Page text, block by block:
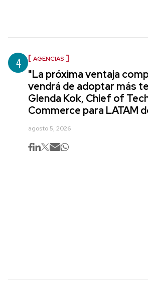
4 AGENCIAS
"La próxima ventaja
vendrá de adoptar más
Glenda Kok, Chief of
Commerce para LATAM
agosto 5, 2026